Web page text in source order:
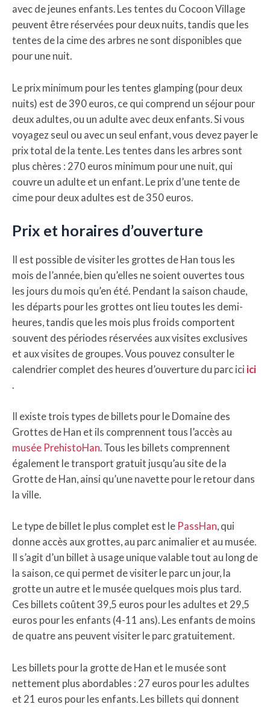
avec de jeunes enfants. Les tentes du Cocoon Village
peuvent être réservées pour deux nuits, tandis que les
tentes de la cime des arbres ne sont disponibles que
pour une nuit.
Le prix minimum pour les tentes glamping (pour deux
nuits) est de 390 euros, ce qui comprend un séjour pour
deux adultes, ou un adulte avec deux enfants. Si vous
voyagez seul ou avec un seul enfant, vous devez payer le
prix total de la tente. Les tentes dans les arbres sont
plus chères : 270 euros minimum pour une nuit, qui
couvre un adulte et un enfant. Le prix d’une tente de
cime pour deux adultes est de 350 euros.
Prix et horaires d’ouverture
Il est possible de visiter les grottes de Han tous les
mois de l’année, bien qu’elles ne soient ouvertes tous
les jours du mois qu’en été. Pendant la saison chaude,
les départs pour les grottes ont lieu toutes les demi-
heures, tandis que les mois plus froids comportent
souvent des périodes réservées aux visites exclusives
et aux visites de groupes. Vous pouvez consulter le
calendrier complet des heures d’ouverture du parc ici ici
.
Il existe trois types de billets pour le Domaine des
Grottes de Han et ils comprennent tous l’accès au
musée PrehistoHan. Tous les billets comprennent
également le transport gratuit jusqu’au site de la
Grotte de Han, ainsi qu’une navette pour le retour dans
la ville.
Le type de billet le plus complet est le PassHan, qui
donne accès aux grottes, au parc animalier et au musée.
Il s’agit d’un billet à usage unique valable tout au long de
la saison, ce qui permet de visiter le parc un jour, la
grotte un autre et le musée quelques mois plus tard.
Ces billets coûtent 39,5 euros pour les adultes et 29,5
euros pour les enfants (4-11 ans). Les enfants de moins
de quatre ans peuvent visiter le parc gratuitement.
Les billets pour la grotte de Han et le musée sont
nettement plus abordables : 27 euros pour les adultes
et 21 euros pour les enfants. Les billets qui donnent